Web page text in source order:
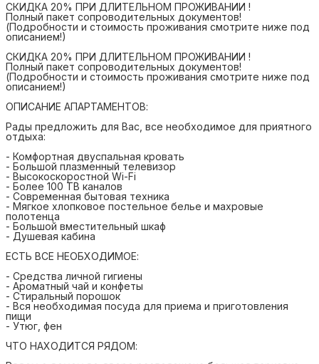
СКИДКА 20% ПРИ ДЛИТЕЛЬНОМ ПРОЖИВАНИИ !
Полный пакет сопроводительных документов!
(Подробности и стоимость проживания смотрите ниже под
описанием!)
СКИДКА 20% ПРИ ДЛИТЕЛЬНОМ ПРОЖИВАНИИ !
Полный пакет сопроводительных документов!
(Подробности и стоимость проживания смотрите ниже под
описанием!)
ОПИСАНИЕ АПАРТАМЕНТОВ:
Рады предложить для Вас, все необходимое для приятного
отдыха:
- Комфортная двуспальная кровать
- Большой плазменный телевизор
- Высокоскоростной Wi-Fi
- Более 100 ТВ каналов
- Современная бытовая техника
- Мягкое хлопковое постельное белье и махровые
полотенца
- Большой вместительный шкаф
- Душевая кабина
ЕСТЬ ВСЕ НЕОБХОДИМОЕ:
- Средства личной гигиены
- Ароматный чай и конфеты
- Стиральный порошок
- Вся необходимая посуда для приема и приготовления
пищи
- Утюг, фен
ЧТО НАХОДИТСЯ РЯДОМ: